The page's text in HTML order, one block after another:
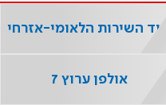
יריד השירות הלאומי-אזרחי
אולפן ערוץ 7